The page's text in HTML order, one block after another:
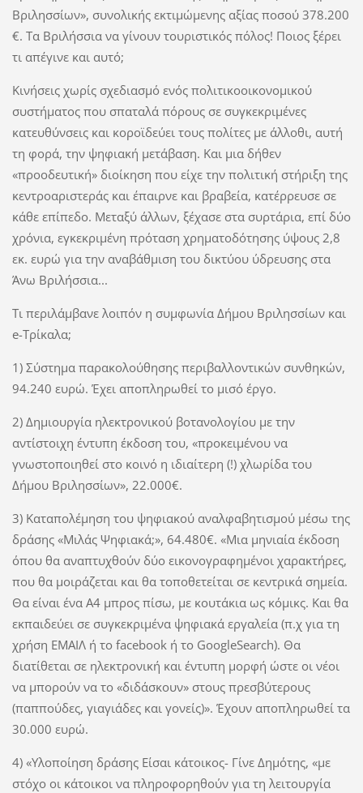
Βριλησσίων», συνολικής εκτιμώμενης αξίας ποσού 378.200
€. Τα Βριλήσσια να γίνουν τουριστικός πόλος! Ποιος ξέρει
τι απέγινε και αυτό;
Κινήσεις χωρίς σχεδιασμό ενός πολιτικοοικονομικού
συστήματος που σπαταλά πόρους σε συγκεκριμένες
κατευθύνσεις και κοροϊδεύει τους πολίτες με άλλοθι, αυτή
τη φορά, την ψηφιακή μετάβαση. Και μια δήθεν
«προοδευτική» διοίκηση που είχε την πολιτική στήριξη της
κεντροαριστεράς και έπαιρνε και βραβεία, κατέρρευσε σε
κάθε επίπεδο. Μεταξύ άλλων, ξέχασε στα συρτάρια, επί δύο
χρόνια, εγκεκριμένη πρόταση χρηματοδότησης ύψους 2,8
εκ. ευρώ για την αναβάθμιση του δικτύου ύδρευσης στα
Άνω Βριλήσσια...
Τι περιλάμβανε λοιπόν η συμφωνία Δήμου Βριλησσίων και
e-Τρίκαλα;
1) Σύστημα παρακολούθησης περιβαλλοντικών συνθηκών,
94.240 ευρώ. Έχει αποπληρωθεί το μισό έργο.
2) Δημιουργία ηλεκτρονικού βοτανολογίου με την
αντίστοιχη έντυπη έκδοση του, «προκειμένου να
γνωστοποιηθεί στο κοινό η ιδιαίτερη (!) χλωρίδα του
Δήμου Βριλησσίων», 22.000€.
3) Καταπολέμηση του ψηφιακού αναλφαβητισμού μέσω της
δράσης «Μιλάς Ψηφιακά;», 64.480€. «Μια μηνιαία έκδοση
όπου θα αναπτυχθούν δύο εικονογραφημένοι χαρακτήρες,
που θα μοιράζεται και θα τοποθετείται σε κεντρικά σημεία.
Θα είναι ένα Α4 μπρος πίσω, με κουτάκια ως κόμικς. Και θα
εκπαιδεύει σε συγκεκριμένα ψηφιακά εργαλεία (π.χ για τη
χρήση ΕΜΑΙΛ ή το facebook ή το GoogleSearch). Θα
διατίθεται σε ηλεκτρονική και έντυπη μορφή ώστε οι νέοι
να μπορούν να το «διδάσκουν» στους πρεσβύτερους
(παππούδες, γιαγιάδες και γονείς)». Έχουν αποπληρωθεί τα
30.000 ευρώ.
4) «Υλοποίηση δράσης Είσαι κάτοικος- Γίνε Δημότης, «με
στόχο οι κάτοικοι να πληροφορηθούν για τη λειτουργία